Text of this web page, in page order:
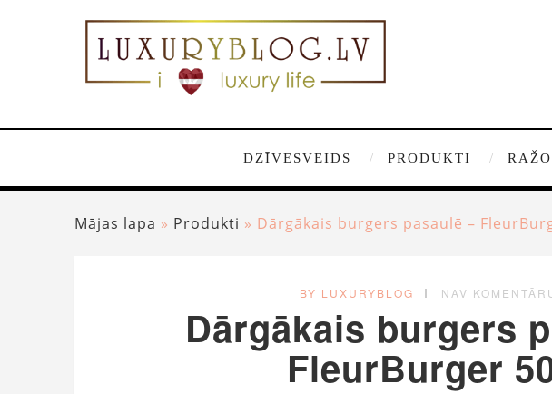
DZĪVESVEIDS PRODUKTI
Mājas lapa » Produkti » Dārgākais burgers pasaulē –
BY LUXURYBLOG NAV
Dārgākais burgers
FleurBurger